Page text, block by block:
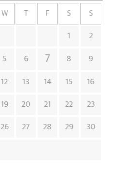
W F S S
1 2
5 6 7 8 9
12 13 14 15 16
19 20 21 22 23
26 27 28 29 30